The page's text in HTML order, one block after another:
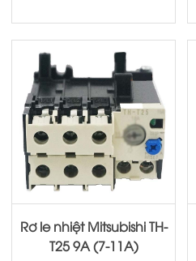
Rơ le nhiệt Mitsubishi TH-
T25 9A (7-11A)